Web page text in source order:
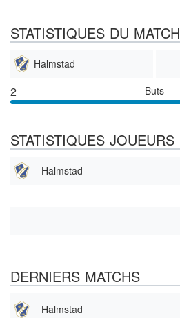
STATISTIQUES DU MATCH
Halmstad
2 Buts
STATISTIQUES JOUEURS
Halmstad
DERNIERS MATCHS
Halmstad